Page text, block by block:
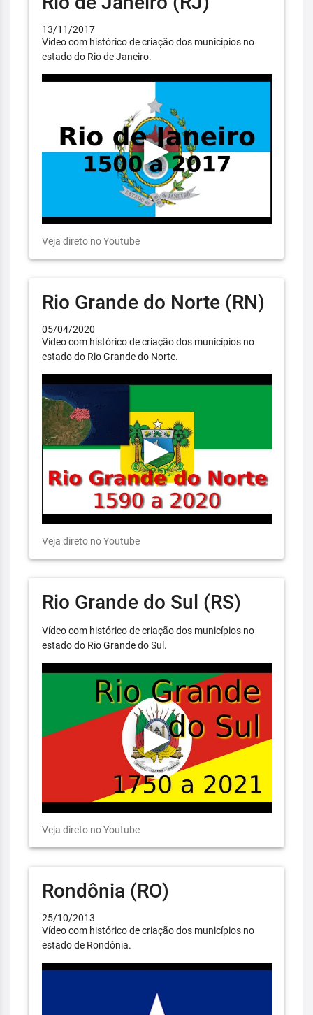
13/11/2017
Vídeo com histórico de criação dos municípios no
estado do Rio de Janeiro.
Veja direto no Youtube
Rio Grande do Norte (RN)
05/04/2020
Vídeo com histórico de criação dos municípios no
estado do Rio Grande do Norte.
Veja direto no Youtube
Rio Grande do Sul (RS)
Vídeo com histórico de criação dos municípios no
estado do Rio Grande do Sul.
Veja direto no Youtube
Rondônia (RO)
25/10/2013
Vídeo com histórico de criação dos municípios no
estado de Rondônia.